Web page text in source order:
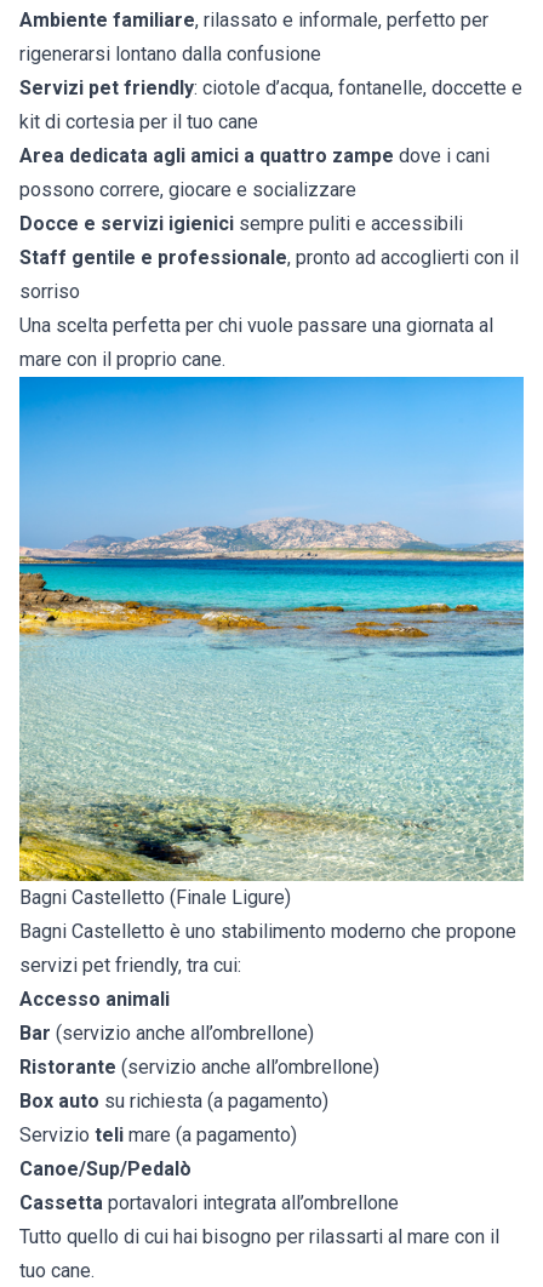
Ambiente familiare, rilassato e informale, perfetto per
rigenerarsi lontano dalla confusione
Servizi pet friendly: ciotole d’acqua, fontanelle, doccette e
kit di cortesia per il tuo cane
Area dedicata agli amici a quattro zampe dove i cani
possono correre, giocare e socializzare
Docce e servizi igienici sempre puliti e accessibili
Staff gentile e professionale, pronto ad accoglierti con il
sorriso
Una scelta perfetta per chi vuole passare una giornata al
mare con il proprio cane.
Bagni Castelletto (Finale Ligure)
Bagni Castelletto è uno stabilimento moderno che propone
servizi pet friendly, tra cui:
Accesso animali
Bar (servizio anche all’ombrellone)
Ristorante (servizio anche all’ombrellone)
Box auto su richiesta (a pagamento)
Servizio teli mare (a pagamento)
Canoe/Sup/Pedalò
Cassetta portavalori integrata all’ombrellone
Tutto quello di cui hai bisogno per rilassarti al mare con il
tuo cane.